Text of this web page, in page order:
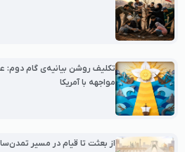
تکلیف روشن بیانیه‌ی گام دوم:
مواجهه با آمریکا
از بعثت تا قیام در مسیر